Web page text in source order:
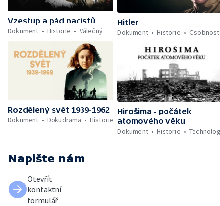
Vzestup a pád nacistů
Dokument
Historie Válečný
Hitler
Dokument
Historie
Rozdělený svět 1939-1962
Dokument
Dokudrama Historie
Hirošima - počátek
atomového věku
Dokument
Historie
Napište nám
Otevřít
kontaktní
formulář